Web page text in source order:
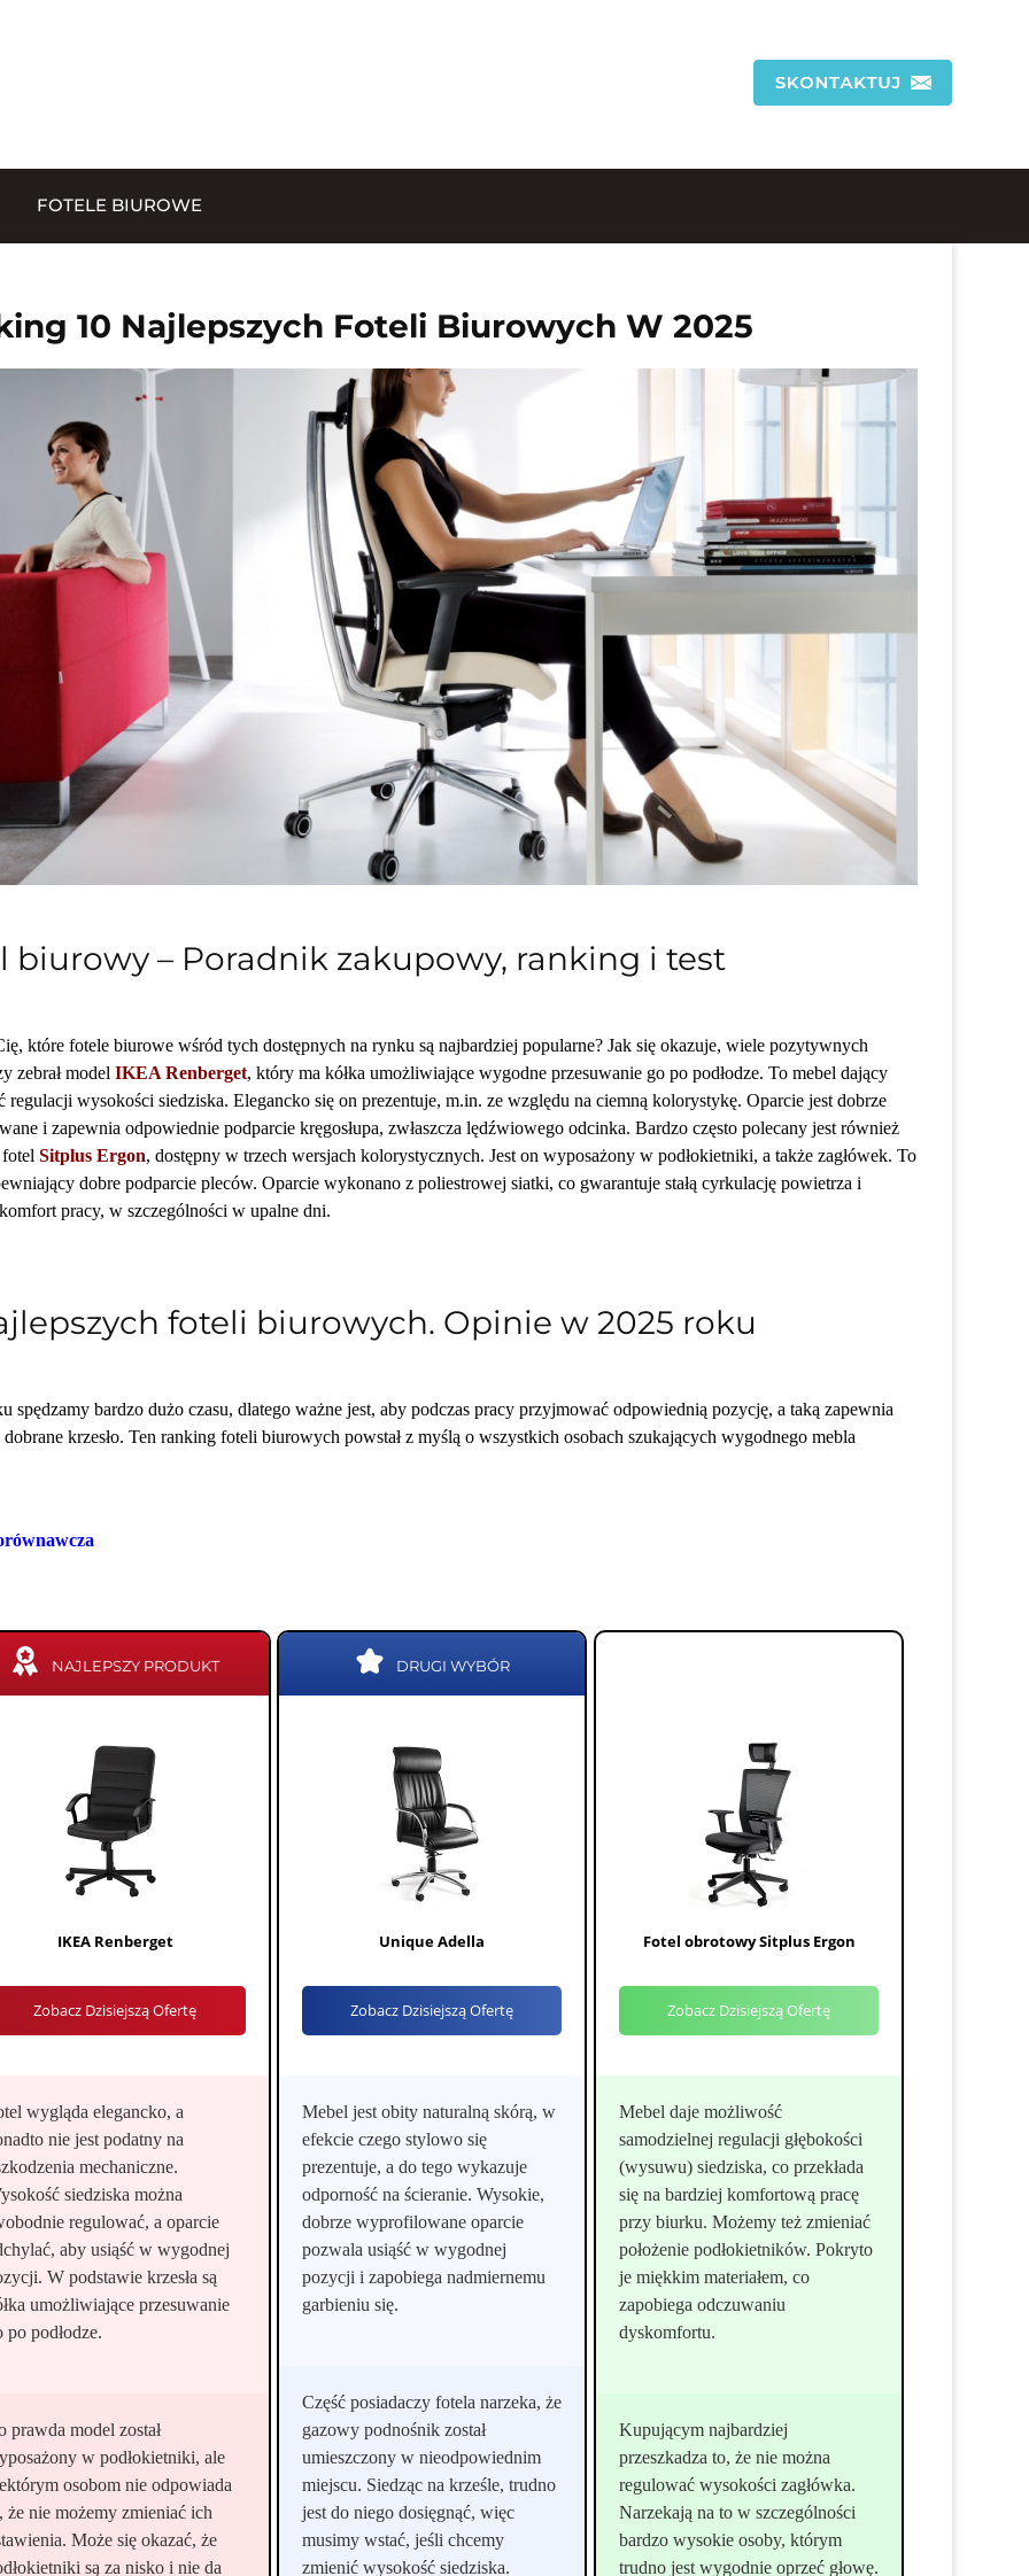
FOTELE BIUROWE
10 Najlepszych Foteli Biurowych W 2025
biurowy – Poradnik zakupowy, ranking i test
które fotele biurowe wśród tych dostępnych na rynku są najbardziej popularne? Jak się okazuje, wiele pozytywnych
zebrał model IKEA Renberget, który ma kółka umożliwiające wygodne przesuwanie go po podłodze. To mebel dający
regulacji wysokości siedziska. Elegancko się on prezentuje, m.in. ze względu na ciemną kolorystykę. Oparcie jest dobrze
i zapewnia odpowiednie podparcie kręgosłupa, zwłaszcza lędźwiowego odcinka. Bardzo często polecany jest również
Sitplus Ergon, dostępny w trzech wersjach kolorystycznych. Jest on wyposażony w podłokietniki, a także zagłówek. To
dobre podparcie pleców. Oparcie wykonano z poliestrowej siatki, co gwarantuje stałą cyrkulację powietrza i
pracy, w szczególności w upalne dni.
foteli biurowych. Opinie w 2025 roku
spędzamy bardzo dużo czasu, dlatego ważne jest, aby podczas pracy przyjmować odpowiednią pozycję, a taką zapewnia
dobrane krzesło. Ten ranking foteli biurowych powstał z myślą o wszystkich osobach szukających wygodnego mebla
NAJLEPSZY PRODUKT
IKEA Renberget
Zobacz Dzisiejszą Ofertę
wygląda elegancko, a
nie jest podatny na
mechaniczne.
siedziska można
regulować, a oparcie
aby usiąść w wygodnej
W podstawie krzesła są
umożliwiające przesuwanie
po podłodze.
prawda model został
w podłokietniki, ale
osobom nie odpowiada
że nie możemy zmieniać ich
Może się okazać, że
są za nisko i nie da
DRUGI WYBÓR
Unique Adella
Zobacz Dzisiejszą Ofertę
Mebel jest obity naturalną skórą, w
efekcie czego stylowo się
prezentuje, a do tego wykazuje
odporność na ścieranie. Wysokie,
dobrze wyprofilowane oparcie
pozwala usiąść w wygodnej
pozycji i zapobiega nadmiernemu
garbieniu się.
Część posiadaczy fotela narzeka, że
gazowy podnośnik został
umieszczony w nieodpowiednim
miejscu. Siedząc na krześle, trudno
jest do niego dosięgnąć, więc
musimy wstać, jeśli chcemy
zmienić wysokość siedziska.
Fotel obrotowy Sitplus Ergon
Zobacz Dzisiejszą Ofertę
Mebel daje możliwość
samodzielnej regulacji głębokości
(wysuwu) siedziska, co przekłada
się na bardziej komfortową pracę
przy biurku. Możemy też zmieniać
położenie podłokietników. Pokryto
je miękkim materiałem, co
zapobiega odczuwaniu
dyskomfortu.
Kupującym najbardziej
przeszkadza to, że nie można
regulować wysokości zagłówka.
Narzekają na to w szczególności
bardzo wysokie osoby, którym
trudno jest wygodnie oprzeć głowę.